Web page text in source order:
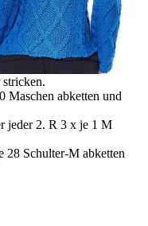
Maschen abketten und
jeder 2. R 3 x je 1 M
28 Schulter-M abketten